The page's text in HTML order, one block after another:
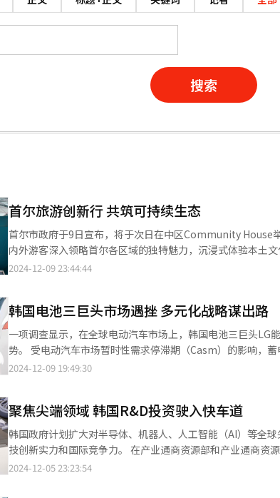
搜索
‌首尔旅游创新行 共筑可持续生态
首尔市政府于9日宣布，将于次日在中区Community
内外游客深入领略首尔各区域的独特魅力，沉浸式体验本土
业”项目，致力于挖掘并推广多元化的旅游资源，以期激活地区经济活力，促
度游、西大门区的“水畔氛围感城市”漫步、城东区的“咖啡
次成果共享会上，将汇聚政策负责人和旅游领域专家学者，
为进一步挖掘地区旅游潜力，丰富文化内涵，提升游客流量
创新征集展”。将在成果共享会上，对经过初步筛选的25个
实践方案。 首尔市观光体育局长金永焕（音）强调：“我们将持续致力于开发多样化的地区旅游项目，旨在构建能让
2024-12-09 23:44:44
‌韩国电池三巨头市场遇挫 多元化战略谋出路
一项调查显示，在全球电动汽车市场上，韩国电池三巨头LG
势。 受电动汽车市场暂时性需求停滞期（Casm）的影响，蓄电池市场的竞争格局逐渐发生变化，三大企业密切关注
市场动态，积极调整策略，通过研发创新产品如方形锂电池
从2021年1至10月的31.7%降至今年的20.2%，仅三年内跌幅
的合计占有率从39.7%攀升至53.6%，实现稳健增长。中国
竞争力，助力中国企业逐步增强其在全球电动汽车市场的渗
位。 在电动汽车市场上，随着火灾等安全问题凸显，整车企业（OEM）将关注焦点投向方形锂电池。方形锂电池具
有高能量密度、长循环寿命、大容量存储及更优的安全性能
2024-12-09 19:49:30
聚焦尖端领域 韩国R&D投资驶入快车道
韩国政府计划扩大对半导体、机器人、人工智能（AI）等全
技创新实力和国际竞争力。 在产业通商资源部和产业通商资源战略企划团联合发布的研究开发（R&D）投资指南
《产业超级差距蓝图2040》中，新纳入电池安全技术、新一
2024-12-05 23:23:54